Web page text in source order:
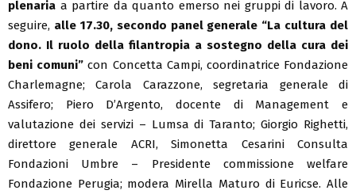
plenaria a partire da quanto emerso nei gruppi di lavoro. A
seguire, alle 17.30, secondo panel generale “La cultura del
dono. Il ruolo della filantropia a sostegno della cura dei
beni comuni” con Concetta Campi, coordinatrice Fondazione
Charlemagne; Carola Carazzone, segretaria generale di
Assifero; Piero D’Argento, docente di Management e
valutazione dei servizi – Lumsa di Taranto; Giorgio Righetti,
direttore generale ACRI, Simonetta Cesarini Consulta
Fondazioni Umbre – Presidente commissione welfare
Fondazione Perugia; modera Mirella Maturo di Euricse. Alle